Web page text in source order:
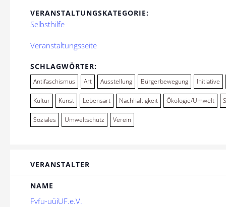
VERANSTALTUNGSKATEGORIE:
Selbsthilfe
Veranstaltungsseite
SCHLAGWÖRTER:
Antifaschismus Art Ausstellung Bürgerbewegung Initiative
Kultur Kunst Lebensart Nachhaltigkeit Ökologie/Umwelt
Soziales Umweltschutz Verein
VERANSTALTER
NAME
Fvfu-uüiUF.e.V.